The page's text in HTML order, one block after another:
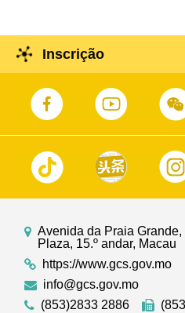
Inscrição
Avenida da Praia
Plaza, 15.º andar, Macau
https://www.gcs.gov.mo
info@gcs.gov.mo
(853)2833 2886